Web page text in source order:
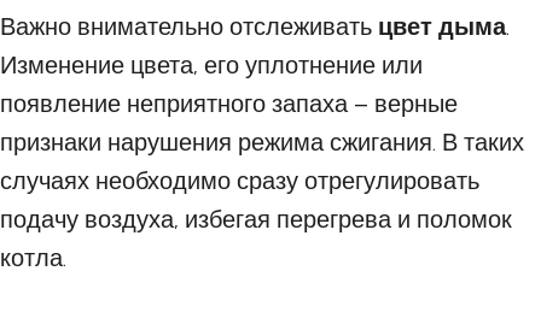
Важно внимательно отслеживать цвет дыма.
Изменение цвета, его уплотнение или
появление неприятного запаха – верные
признаки нарушения режима сжигания. В таких
случаях необходимо сразу отрегулировать
подачу воздуха, избегая перегрева и поломок
котла.